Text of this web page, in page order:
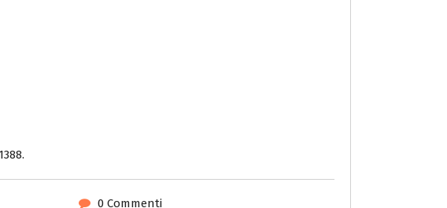
0 Commenti